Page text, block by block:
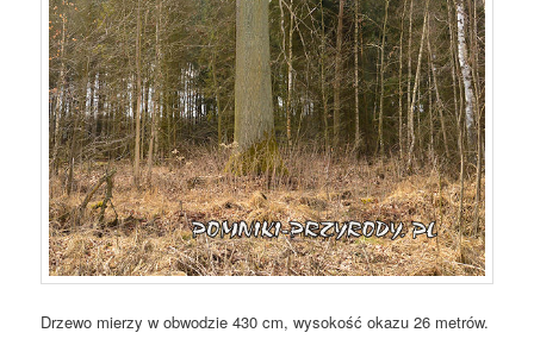
Drzewo mierzy w obwodzie 430 cm, wysokość okazu 26 metrów.